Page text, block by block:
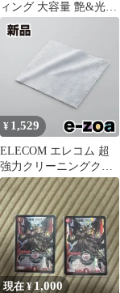
ィング 大容量 艶&光沢
超滑水 三ヶ月長持ち ス
プレー タオル付き スポ
ンジ付き キズ 消し 洗
車 メンテナンス剤 バイ
ク 紫外線 業務用 zepan
car ガラスコーティング
剤
¥ 1,529
ELECOM エレコム 超
強力クリーニングクロ
スS KCT-007GY
(2373544)
現在 ¥1,000